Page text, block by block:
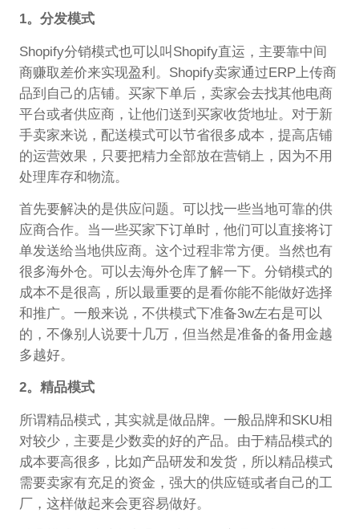
1。分发模式
Shopify分销模式也可以叫Shopify直运，主要靠中间
商赚取差价来实现盈利。Shopify卖家通过ERP上传商
品到自己的店铺。买家下单后，卖家会去找其他电商
平台或者供应商，让他们送到买家收货地址。对于新
手卖家来说，配送模式可以节省很多成本，提高店铺
的运营效果，只要把精力全部放在营销上，因为不用
处理库存和物流。
首先要解决的是供应问题。可以找一些当地可靠的供
应商合作。当一些买家下订单时，他们可以直接将订
单发送给当地供应商。这个过程非常方便。当然也有
很多海外仓。可以去海外仓库了解一下。分销模式的
成本不是很高，所以最重要的是看你能不能做好选择
和推广。一般来说，不供模式下准备3w左右是可以
的，不像别人说要十几万，但当然是准备的备用金越
多越好。
2。精品模式
所谓精品模式，其实就是做品牌。一般品牌和SKU相
对较少，主要是少数卖的好的产品。由于精品模式的
成本要高很多，比如产品研发和发货，所以精品模式
需要卖家有充足的资金，强大的供应链或者自己的工
厂，这样做起来会更容易做好。